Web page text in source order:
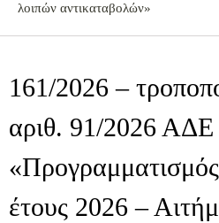
λοιπών αντικαταβολών»
161/2026 –
αριθ. 91/2026 ΑΔΕ
έτους 2026 –